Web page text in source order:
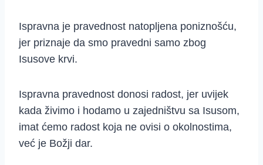
Ispravna je pravednost natopljena poniznošću,
jer priznaje da smo pravedni samo zbog
Isusove krvi.
Ispravna pravednost donosi radost, jer uvijek
kada živimo i hodamo u zajedništvu sa Isusom,
imat ćemo radost koja ne ovisi o okolnostima,
već je Božji dar.